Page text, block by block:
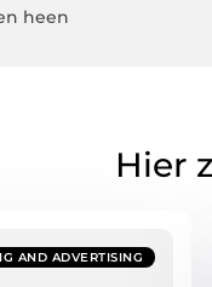
heen
Hier
AND ADVERTISING